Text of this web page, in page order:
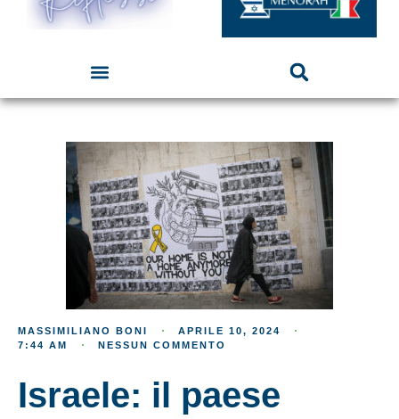
MASSIMILIANO BONI
APRILE 10, 2024
7:44 AM
NESSUN COMMENTO
Israele: il paese